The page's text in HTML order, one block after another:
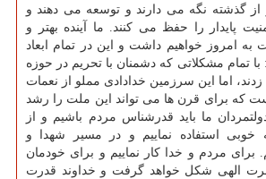
از گذشته نگه می دارند و توسعه می دهند و
پایدار را حفظ می كنند. ما آینده بهتر و
امروز خواهیم داشت و این در تمام ابعاد
تمام مشكلاتی كه دشمنان با تحریم در حوزه
اما این سرزمین خدادادی مملو از نعمات
كه برای قرن ها می تواند این ملت را رشد
ما باید قدرشناس مردم باشیم و از
خوبی استفاده نماییم و در مسیر شهدا و
برای مردم و خدا كار نماییم و برای خودمان
الهی شكل خواهد گرفت و خداوند قدرت